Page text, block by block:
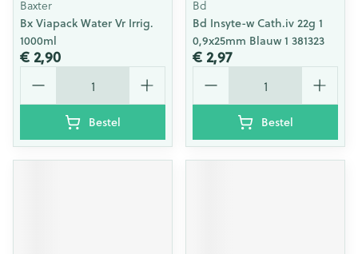
Baxter
Bx Viapack Water Vr Irrig.
1000ml
€ 2,90
Aantal
Bestel
Bd
Bd Insyte-w Cath.iv 22g 1
0,9x25mm Blauw 1 381323
€ 2,97
Aantal
Bestel